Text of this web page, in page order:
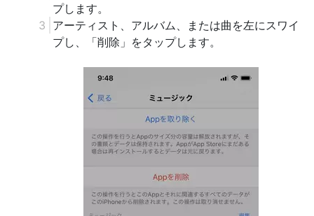
プします。
アーティスト、アルバム、または曲を左にスワイ
プし、「削除」をタップします。